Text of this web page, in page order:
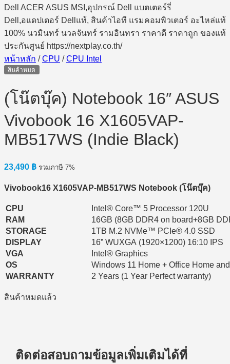
หน้าหลัก / CPU / CPU Intel
สินค้าหมด
(โน๊ตบุ๊ค) Notebook 16″ ASUS
Vivobook 16 X1605VAP-
MB517WS (Indie Black)
23,490 ฿ รวมภาษี 7%
Vivobook16 X1605VAP-MB517WS Notebook (โน๊ตบุ๊ค)
CPU
Intel® Core™ 5 Processor 120U
RAM
16GB (8GB DDR4 on board+8GB
STORAGE
1TB M.2 NVMe™ PCIe® 4.0 SSD
DISPLAY
16” WUXGA (1920×1200) 16:10 IPS
VGA
Intel® Graphics
OS
Windows 11 Home + Office Home
WARRANTY
2 Years (1 Year Perfect warranty)
สินค้าหมดแล้ว
ติดต่อสอบถามข้อมูลเพิ่มเติมได้ที่